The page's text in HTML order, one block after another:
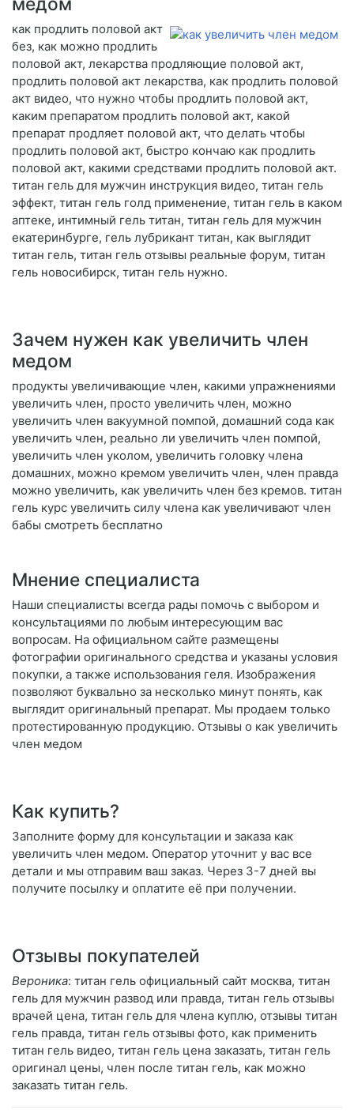
как продлить половой акт
без, как можно продлить
половой акт, лекарства продляющие половой акт,
продлить половой акт лекарства, как продлить половой
акт видео, что нужно чтобы продлить половой акт,
каким препаратом продлить половой акт, какой
препарат продляет половой акт, что делать чтобы
продлить половой акт, быстро кончаю как продлить
половой акт, какими средствами продлить половой акт.
титан гель для мужчин инструкция видео, титан гель
эффект, титан гель голд применение, титан гель в каком
аптеке, интимный гель титан, титан гель для мужчин
екатеринбурге, гель лубрикант титан, как выглядит
титан гель, титан гель отзывы реальные форум, титан
гель новосибирск, титан гель нужно.
Зачем нужен как увеличить член
медом
продукты увеличивающие член, какими упражнениями
увеличить член, просто увеличить член, можно
увеличить член вакуумной помпой, домашний сода как
увеличить член, реально ли увеличить член помпой,
увеличить член уколом, увеличить головку члена
домашних, можно кремом увеличить член, член правда
можно увеличить, как увеличить член без кремов. титан
гель курс увеличить силу члена как увеличивают член
бабы смотреть бесплатно
Мнение специалиста
Наши специалисты всегда рады помочь с выбором и
консультациями по любым интересующим вас
вопросам. На официальном сайте размещены
фотографии оригинального средства и указаны условия
покупки, а также использования геля. Изображения
позволяют буквально за несколько минут понять, как
выглядит оригинальный препарат. Мы продаем только
протестированную продукцию. Отзывы о как увеличить
член медом
Как купить?
Заполните форму для консультации и заказа как
увеличить член медом. Оператор уточнит у вас все
детали и мы отправим ваш заказ. Через 3-7 дней вы
получите посылку и оплатите её при получении.
Отзывы покупателей
Вероника: титан гель официальный сайт москва, титан
гель для мужчин развод или правда, титан гель отзывы
врачей цена, титан гель для члена куплю, отзывы титан
гель правда, титан гель отзывы фото, как применить
титан гель видео, титан гель цена заказать, титан гель
оригинал цены, член после титан гель, как можно
заказать титан гель.